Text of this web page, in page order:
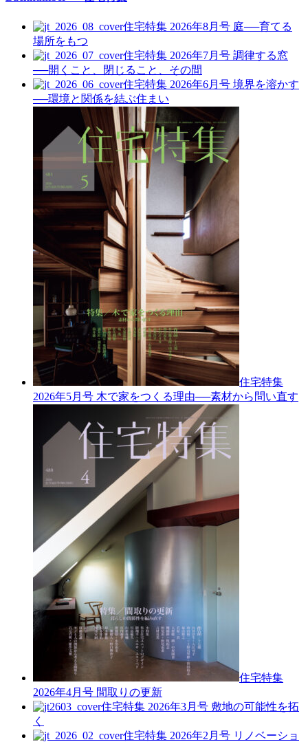
住宅特集 2026年8月号 庭──育てる
場所をもつ
住宅特集 2026年7月号 調律する窓
──開くこと、閉じること、その間
住宅特集 2026年6月号 境界を溶かす
──環境と関係を結ぶ住まい
住宅特集
2026年5月号 木で家をつくる理由──素材から問い直す
住宅特集
2026年4月号 間取りの更新
住宅特集 2026年3月号 敷地の可能性を拓
く
住宅特集 2026年2月号 リノベーショ